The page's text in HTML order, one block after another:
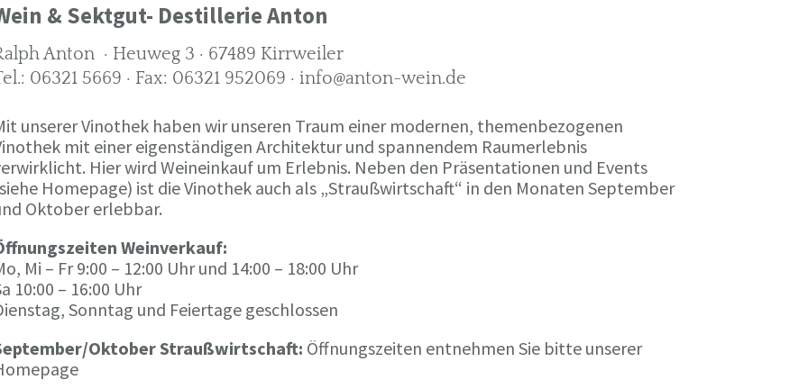
& Sektgut- Destillerie Anton
Anton · Heuweg 3 · 67489 Kirrweiler
06321 5669 · Fax: 06321 952069 · info@anton-wein.de
unserer Vinothek haben wir unseren Traum einer modernen, themenbezogenen
mit einer eigenständigen Architektur und spannendem Raumerlebnis
Hier wird Weineinkauf um Erlebnis. Neben den Präsentationen und Events
Homepage) ist die Vinothek auch als „Straußwirtschaft“ in den Monaten September
Oktober erlebbar.
Weinverkauf:
Mi – Fr 9:00 – 12:00 Uhr und 14:00 – 18:00 Uhr
10:00 – 16:00 Uhr
Sonntag und Feiertage geschlossen
Oktober Straußwirtschaft: Öffnungszeiten entnehmen Sie bitte unserer